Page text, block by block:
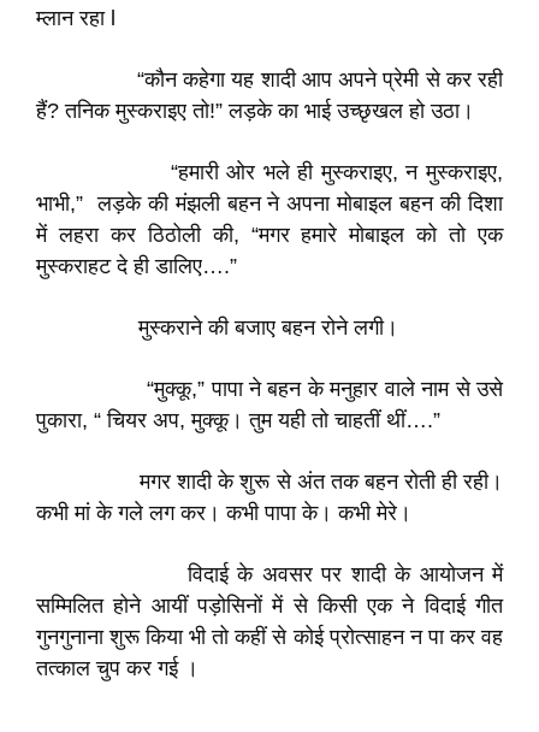
म्लान रहा l
“कौन कहेगा यह शादी आप अपने प्रेमी से कर रही
हैं? तनिक मुस्कराइए तो!” लड़के का भाई उच्छृखल हो उठा।
“हमारी ओर भले ही मुस्कराइए, न मुस्कराइए,
भाभी,” लड़के की मंझली बहन ने अपना मोबाइल बहन की दिशा
में लहरा कर ठिठोली की, “मगर हमारे मोबाइल को तो एक
मुस्कराहट दे ही डालिए….”
मुस्कराने की बजाए बहन रोने लगी।
“मुक्कू,” पापा ने बहन के मनुहार वाले नाम से उसे
पुकारा, “ चियर अप, मुक्कू। तुम यही तो चाहतीं थीं….”
मगर शादी के शुरू से अंत तक बहन रोती ही रही।
कभी मां के गले लग कर। कभी पापा के। कभी मेरे।
विदाई के अवसर पर शादी के आयोजन में
सम्मिलित होने आयीं पड़ोसिनों में से किसी एक ने विदाई गीत
गुनगुनाना शुरू किया भी तो कहीं से कोई प्रोत्साहन न पा कर वह
तत्काल चुप कर गई ।